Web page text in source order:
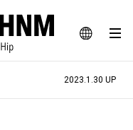
JA
EN
SNAP
スタイルWEBマガジン
2023.1.30 UP